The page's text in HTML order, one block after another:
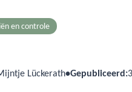
en controle
Lückerath•Gepubliceerd: